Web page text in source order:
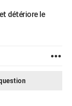
détériore le